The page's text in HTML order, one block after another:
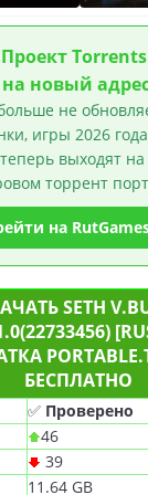
на новый
не
игры 2026
выходят
торрент
на
SETH
БЕСПЛАТНО
✅ Проверено
46
39
11.64 GB